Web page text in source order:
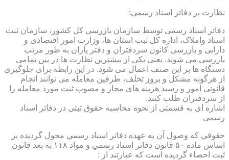
نظارت بر دفاتر اسناد رسمی:
دفاتر اسناد رسمی توسط سازمان بازرسی کل کشور، سازمان ثبت
اسناد واملاک، اداره کل ثبت استان ها، وزارت امور اقتصادی و
دارایی و بازرسی کانون سردفتران و دفتر یاران به طور مرتب
بازرسی می شوند. یعنی یکی از بیشترین نظارت ها در بین تمامی
دستگاه ها بر این صنف اعمال می شود. در این رابطه برای جلوگیری
از هرگونه مشکل و بروز تخلف، طرفین معامله می توانند انجام
قانونی امور و رسید هزینه های مجاز و مصوب ثبت مورد معامله را
از سردفتران طلب کنند.
اشاره ای به قسمتی از نحوه محاسبه حقوق ثبتی در دفاتر اسناد
رسمی
حقوقي كه وصول آن به عهده دفاتر اسناد رسمي محول گرديده بر
اساس ماده ۵۰ قانون دفاتر اسناد رسمي و مواد ۱۱۸ به بعد قانون
ثبت احصاء گرديده است كه عبارتند از :